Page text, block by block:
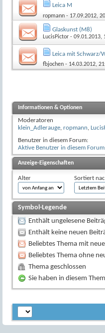
Leica M
ropmann - 17.09.2012,
Glaskunst (M8)
LucisPictor - 09.01.2013,
Leica mit Schwarz/
fbjochen - 14.03.2012,
Informationen & Optionen
Moderatoren
klein_Adlerauge, ropmann,
Benutzer in diesem Forum:
Aktive Benutzer in diesem Forum
Anzeige-Eigenschaften
Alter Sortiert
Symbol-Legende
Enthält ungelesene
Enthält keine neuen
Beliebtes Thema mit
Beliebtes Thema ohne
Thema geschlossen
Sie haben in diesem